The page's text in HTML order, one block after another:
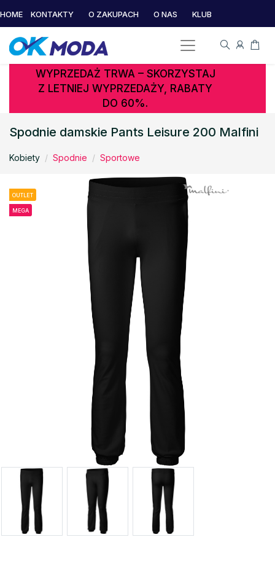
HOME KONTAKTY O ZAKUPACH O NAS KLUB
WYPRZEDAŻ TRWA – SKORZYSTAJ
Z LETNIEJ WYPRZEDAŻY, RABATY
DO 60%.
Spodnie damskie Pants Leisure 200 Malfini
Kobiety Spodnie Sportowe
OUTLET
MEGA